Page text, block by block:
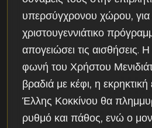
υπερσύγχρονου χώρου, για
χριστουγεννιάτικο
απογειώσει τις αισθήσεις.
φωνή του Χρήστου
βραδιά με κέφι, η εκρηκτική
Έλλης Κοκκίνου θα
ρυθμό και πάθος, ενώ ο